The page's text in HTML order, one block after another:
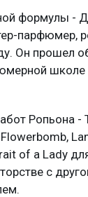
формулы -
парфюмер,
Он прошел
школе
Ропьона -
of a Lady
с